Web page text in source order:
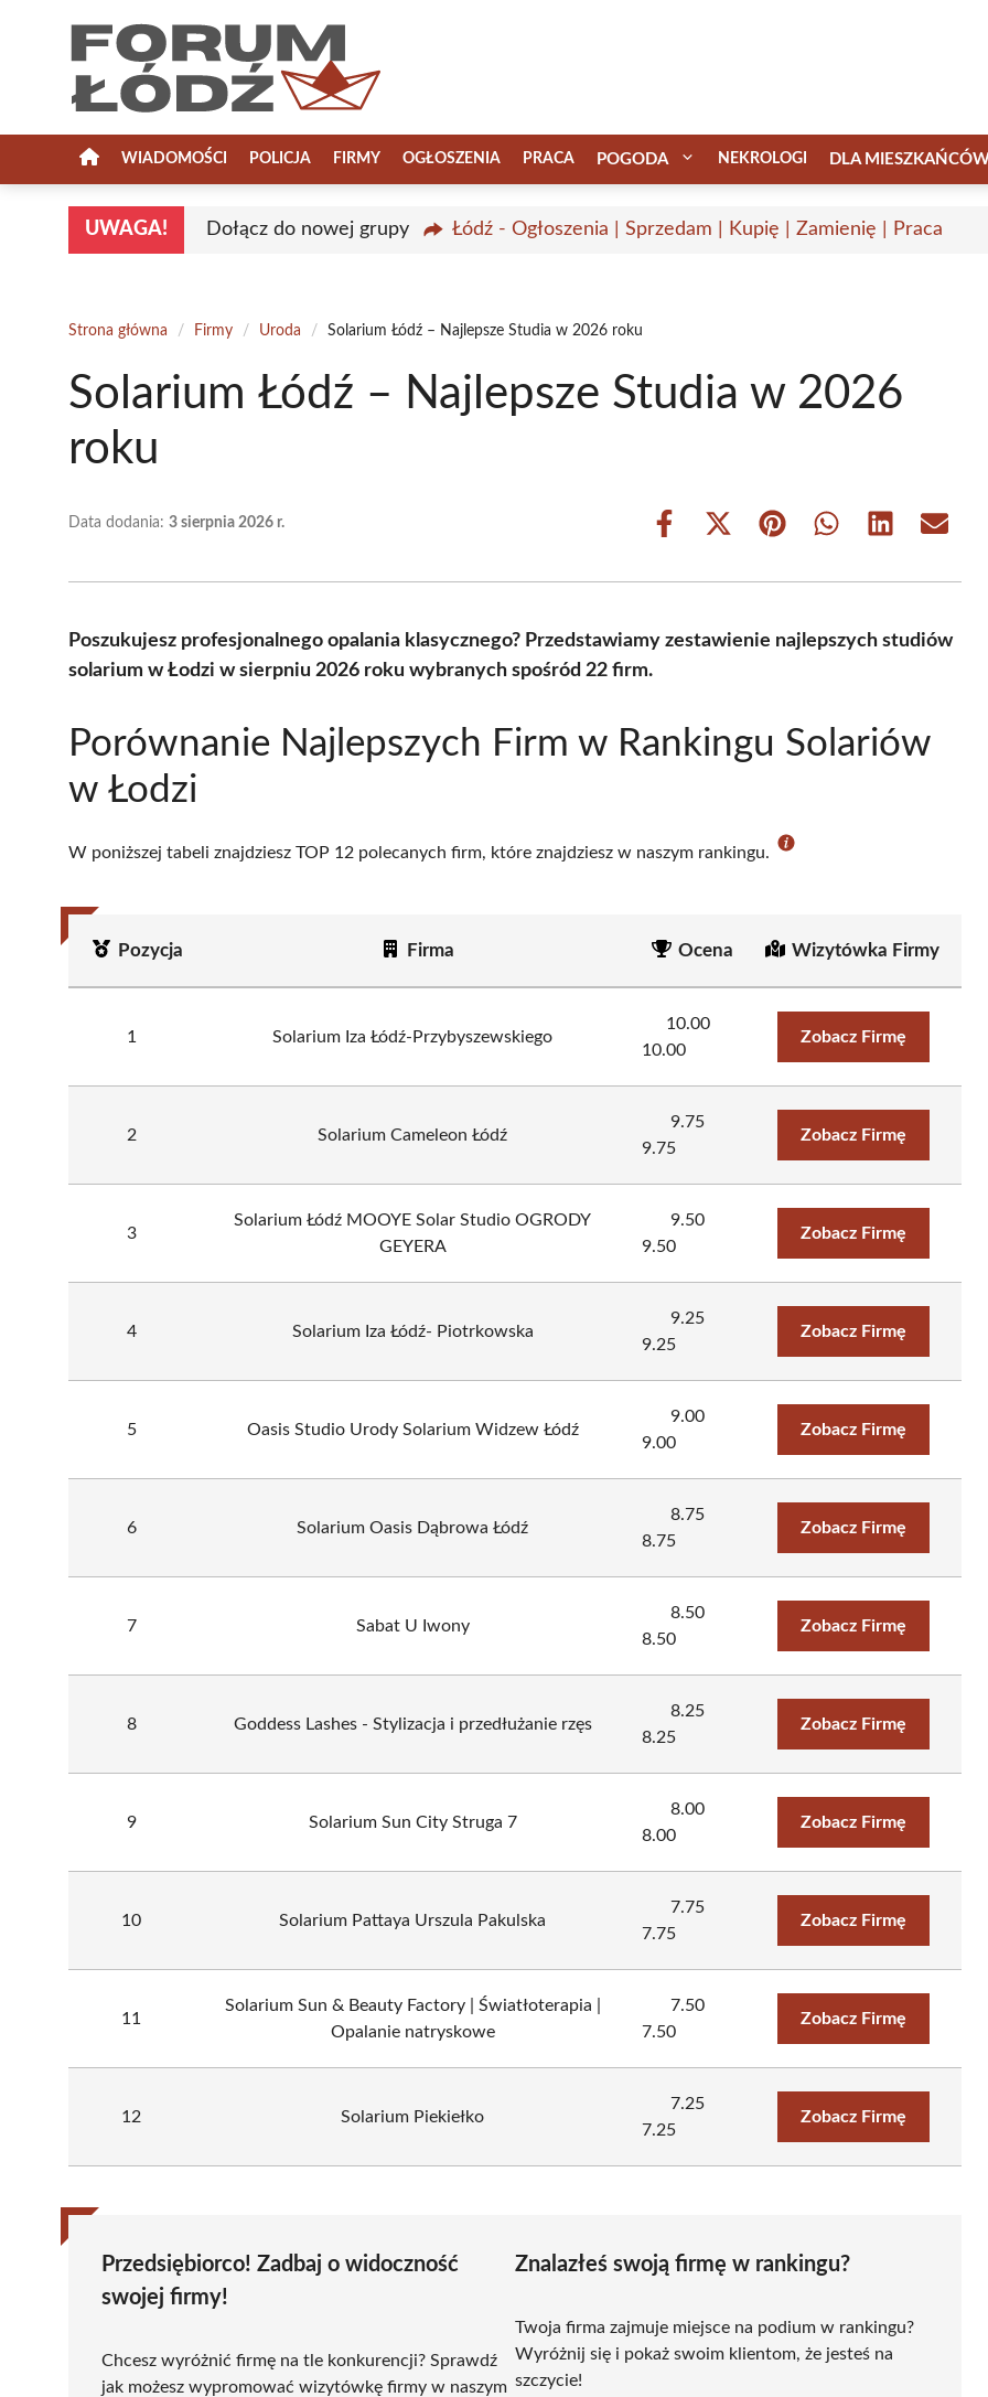
WIADOMOŚCI POLICJA FIRMY OGŁOSZENIA PRACA POGODA NEKROLOGI DLA
UWAGA! Dołącz do nowej grupy Łódź - Ogłoszenia | Sprzedam | Kupię | Zamienię | Praca
Strona główna / Firmy / Uroda / Solarium Łódź – Najlepsze Studia w 2026 roku
Solarium Łódź – Najlepsze Studia w 2026
roku
Data dodania: 3 sierpnia 2026 r.
Share
Share
(Twitter)
Share Share Share Share
Poszukujesz profesjonalnego opalania klasycznego? Przedstawiamy zestawienie najlepszych studiów
solarium w Łodzi w sierpniu 2026 roku wybranych spośród 22 firm.
Porównanie Najlepszych Firm w Rankingu Solariów
w Łodzi
W poniższej tabeli znajdziesz TOP 12 polecanych firm, które znajdziesz w naszym rankingu.
Pozycja Firma Ocena Wizytówka Firmy
1 Solarium Iza Łódź-Przybyszewskiego
10.00
10.00
Zobacz Firmę
2 Solarium Cameleon Łódź
9.75
9.75
Zobacz Firmę
3
Solarium Łódź MOOYE Solar Studio OGRODY
GEYERA
9.50
9.50
Zobacz Firmę
4 Solarium Iza Łódź- Piotrkowska
9.25
9.25
Zobacz Firmę
5 Oasis Studio Urody Solarium Widzew Łódź
9.00
9.00
Zobacz Firmę
6 Solarium Oasis Dąbrowa Łódź
8.75
8.75
Zobacz Firmę
7 Sabat U Iwony
8.50
8.50
Zobacz Firmę
8 Goddess Lashes - Stylizacja i przedłużanie rzęs
8.25
8.25
Zobacz Firmę
9 Solarium Sun City Struga 7
8.00
8.00
Zobacz Firmę
10 Solarium Pattaya Urszula Pakulska
7.75
7.75
Zobacz Firmę
11
Solarium Sun & Beauty Factory | Światłoterapia |
Opalanie natryskowe
7.50
7.50
Zobacz Firmę
12 Solarium Piekiełko
7.25
7.25
Zobacz Firmę
Przedsiębiorco! Zadbaj o widoczność
swojej firmy!
Chcesz wyróżnić firmę na tle konkurencji? Sprawdź
jak możesz wypromować wizytówkę firmy w naszym
Znalazłeś swoją firmę w rankingu?
Twoja firma zajmuje miejsce na podium w rankingu?
Wyróżnij się i pokaż swoim klientom, że jesteś na
szczycie!